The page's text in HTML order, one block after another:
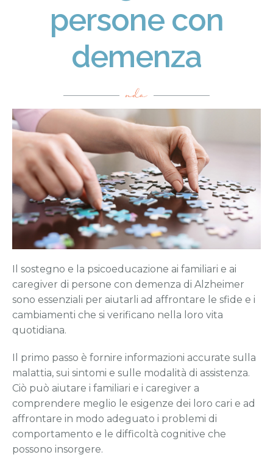
Progettazione e conduzione training di stimolazione e
riabilitazione cognitiva per demenze alzheimer e ictus
Realtà Virtuale
persone con
demenza
Il sostegno e la psicoeducazione ai familiari e ai
caregiver di persone con demenza di Alzheimer
sono essenziali per aiutarli ad affrontare le sfide e i
cambiamenti che si verificano nella loro vita
quotidiana.
Il primo passo è fornire informazioni accurate sulla
malattia, sui sintomi e sulle modalità di assistenza.
Ciò può aiutare i familiari e i caregiver a
comprendere meglio le esigenze dei loro cari e ad
affrontare in modo adeguato i problemi di
comportamento e le difficoltà cognitive che
possono insorgere.